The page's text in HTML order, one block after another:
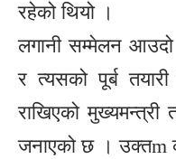
रहेको थियो ।
लगानी सम्मेलन
र त्यसको पूर्ब
राखिएको मुख्यमन्त्री
जनाएको छ । उक्तm